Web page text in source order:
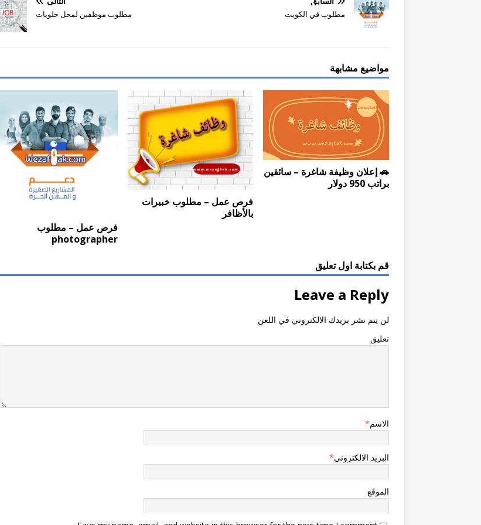
مطلوب في الكويت مطلوب موظفين لمحل حلويات
مواضيع مشابهة
🚗 إعلان وظيفة شاغرة – سائقين
براتب 950 دولار
فرص عمل – مطلوب خبيرات
بالأظافر
فرص عمل – مطلوب
photographer
قم بكتابة اول تعليق
Leave a Reply
لن يتم نشر بريدك الالكتروني في اللعن
تعليق
الاسم*
البريد الالكتروني*
الموقع